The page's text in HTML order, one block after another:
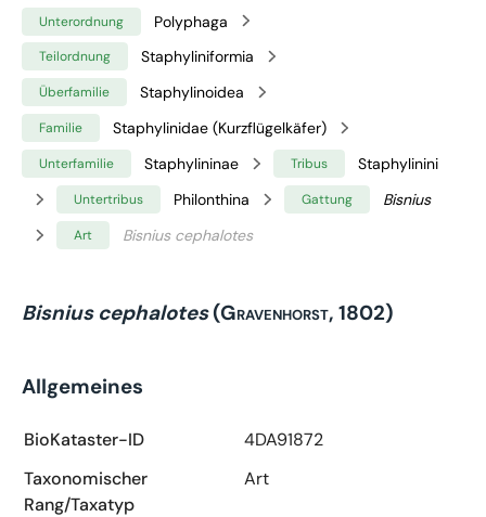
Unterordnung Polyphaga
Teilordnung Staphyliniformia
Überfamilie Staphylinoidea
Familie Staphylinidae (Kurzflügelkäfer)
Unterfamilie Staphylininae Tribus Staphylinini
Untertribus Philonthina Gattung Bisnius
Art Bisnius cephalotes
Bisnius cephalotes(Gravenhorst, 1802)
Allgemeines
BioKataster-ID
4DA91872
Taxonomischer
Rang/Taxatyp
Art